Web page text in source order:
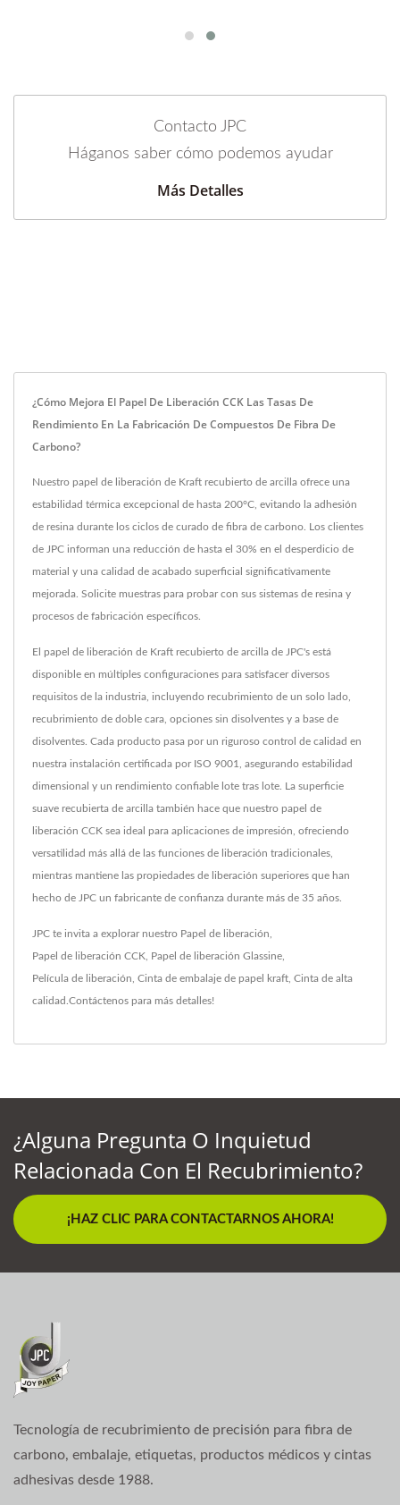
Contacto JPC
Háganos saber cómo podemos ayudar
Más Detalles
¿Cómo Mejora El Papel De Liberación CCK Las Tasas De
Rendimiento En La Fabricación De Compuestos De Fibra De
Carbono?
Nuestro papel de liberación de Kraft recubierto de arcilla ofrece una
estabilidad térmica excepcional de hasta 200°C, evitando la adhesión
de resina durante los ciclos de curado de fibra de carbono. Los clientes
de JPC informan una reducción de hasta el 30% en el desperdicio de
material y una calidad de acabado superficial significativamente
mejorada. Solicite muestras para probar con sus sistemas de resina y
procesos de fabricación específicos.
El papel de liberación de Kraft recubierto de arcilla de JPC's está
disponible en múltiples configuraciones para satisfacer diversos
requisitos de la industria, incluyendo recubrimiento de un solo lado,
recubrimiento de doble cara, opciones sin disolventes y a base de
disolventes. Cada producto pasa por un riguroso control de calidad en
nuestra instalación certificada por ISO 9001, asegurando estabilidad
dimensional y un rendimiento confiable lote tras lote. La superficie
suave recubierta de arcilla también hace que nuestro papel de
liberación CCK sea ideal para aplicaciones de impresión, ofreciendo
versatilidad más allá de las funciones de liberación tradicionales,
mientras mantiene las propiedades de liberación superiores que han
hecho de JPC un fabricante de confianza durante más de 35 años.
JPC te invita a explorar nuestro Papel de liberación
Papel de liberación CCK Papel de liberación Glassine
Película de liberación Cinta de embalaje de papel kraft Cinta de alta
calidad. Contáctenos para más detalles!
¿Alguna Pregunta O Inquietud
Relacionada Con El Recubrimiento?
¡HAZ CLIC PARA CONTACTARNOS AHORA!
Tecnología de recubrimiento de precisión para fibra de
carbono, embalaje, etiquetas, productos médicos y cintas
adhesivas desde 1988.